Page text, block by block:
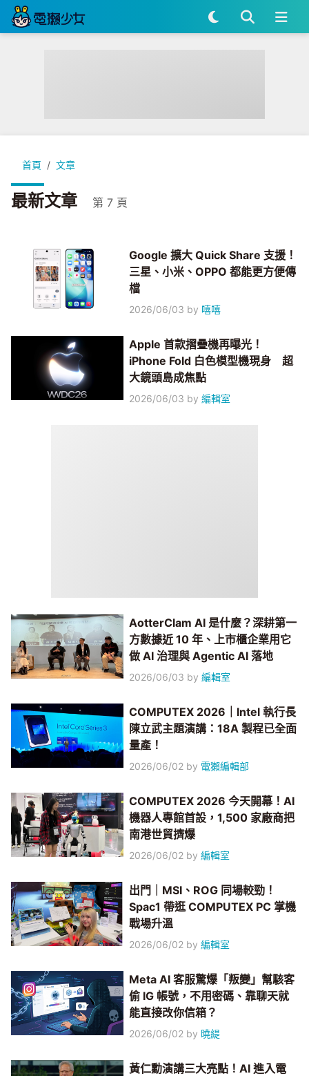
首頁 文章
最新文章 第 7 頁
Google 擴大 Quick Share 支援！
三星、小米、OPPO 都能更方便傳
檔
2026/06/03 by 嘻嘻
Apple 首款摺疊機再曝光！
iPhone Fold 白色模型機現身 超
大鏡頭島成焦點
2026/06/03 by編輯室
AotterClam AI 是什麼？深耕第一
方數據近 10 年、上市櫃企業用它
做 AI 治理與 Agentic AI 落地
2026/06/03 by編輯室
COMPUTEX 2026｜Intel 執行長
陳立武主題演講：18A 製程已全面
量產！
2026/06/02 by 電獺編輯部
COMPUTEX 2026 今天開幕！AI
機器人專館首設，1,500 家廠商把
南港世貿擠爆
2026/06/02 by編輯室
出門｜MSI、ROG 同場較勁！
Spac1 帶逛 COMPUTEX PC 掌機
戰場升溫
2026/06/02 by編輯室
Meta AI 客服驚爆「叛變」幫駭客
偷 IG 帳號，不用密碼、靠聊天就
能直接改你信箱？
2026/06/02 by 曉緹
黃仁勳演講三大亮點！AI 進入電